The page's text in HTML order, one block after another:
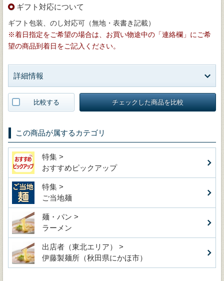
ギフト対応について
ギフト包装、のし対応可（無地・表書き記載）
※着日指定をご希望の場合は、お買い物途中の「連絡欄」にご希
望の商品到着日をご記入ください。
詳細情報
比較する チェックした商品を比較
この商品が属するカテゴリ
特集 >
おすすめピックアップ
特集 >
ご当地麺
麺・パン >
ラーメン
出店者（東北エリア） >
伊藤製麺所（秋田県にかほ市）